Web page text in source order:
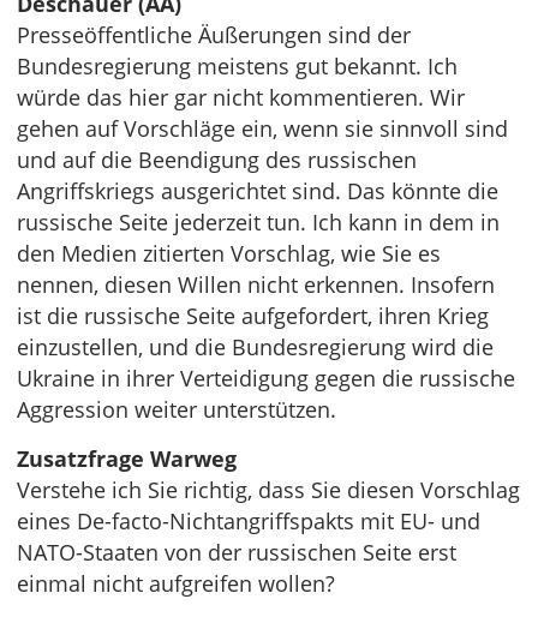
Presseöffentliche Äußerungen sind der
Bundesregierung meistens gut bekannt. Ich
würde das hier gar nicht kommentieren. Wir
gehen auf Vorschläge ein, wenn sie sinnvoll sind
und auf die Beendigung des russischen
Angriffskriegs ausgerichtet sind. Das könnte die
russische Seite jederzeit tun. Ich kann in dem in
den Medien zitierten Vorschlag, wie Sie es
nennen, diesen Willen nicht erkennen. Insofern
ist die russische Seite aufgefordert, ihren Krieg
einzustellen, und die Bundesregierung wird die
Ukraine in ihrer Verteidigung gegen die russische
Aggression weiter unterstützen.
Zusatzfrage Warweg
Verstehe ich Sie richtig, dass Sie diesen Vorschlag
eines De-facto-Nichtangriffspakts mit EU- und
NATO-Staaten von der russischen Seite erst
einmal nicht aufgreifen wollen?